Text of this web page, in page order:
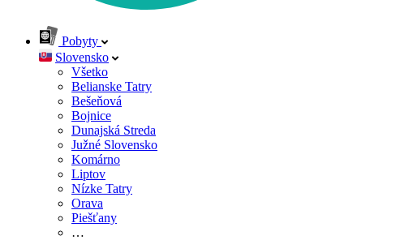
Pobyty
Slovensko
Všetko
Belianske Tatry
Bešeňová
Bojnice
Dunajská Streda
Južné Slovensko
Komárno
Liptov
Nízke Tatry
Orava
Piešťany
…